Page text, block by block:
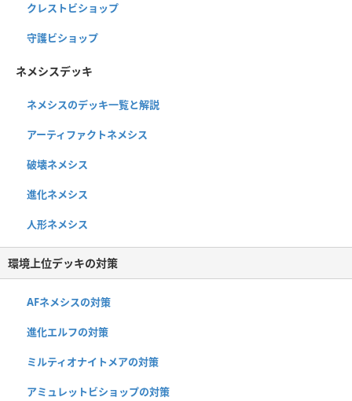
クレストビショップ
守護ビショップ
ネメシスデッキ
ネメシスのデッキ一覧と解説
アーティファクトネメシス
破壊ネメシス
進化ネメシス
人形ネメシス
環境上位デッキの対策
AFネメシスの対策
進化エルフの対策
ミルティオナイトメアの対策
アミュレットビショップの対策